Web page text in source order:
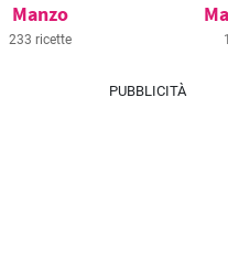
Manzo
233 ricette
PUBBLICITÀ